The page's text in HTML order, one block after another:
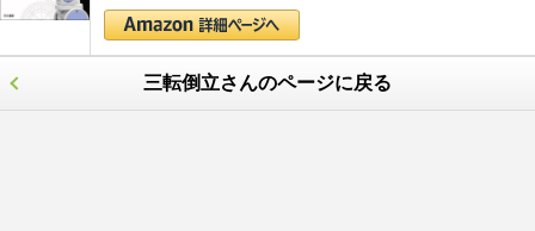
三転倒立さんのページに戻る